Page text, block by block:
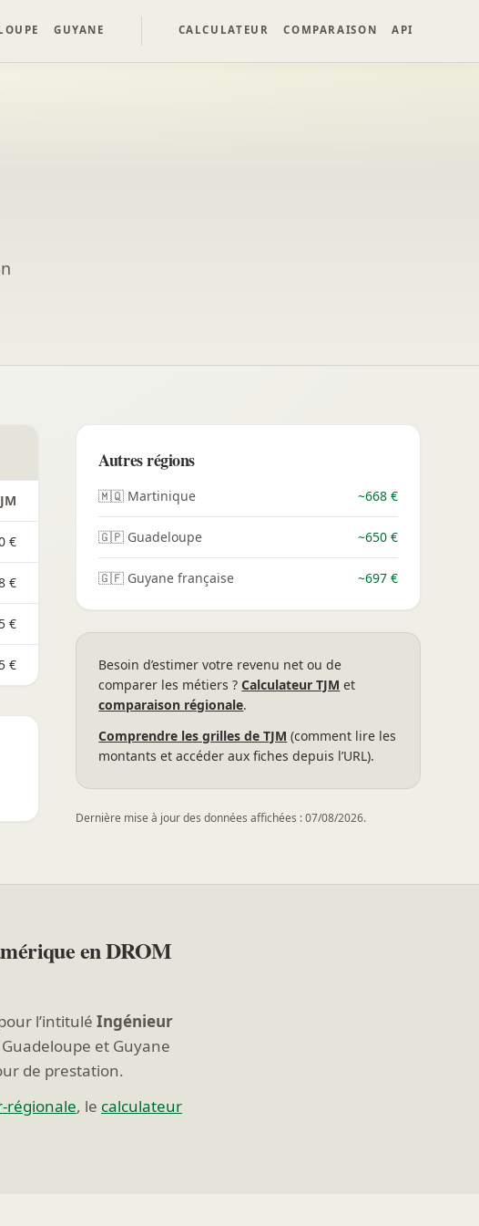
GUYANE CALCULATEUR COMPARAISON API
€
€
€
€
Autres régions
🇲🇶 Martinique ~668 €
🇬🇵 Guadeloupe ~650 €
🇬🇫 Guyane française ~697 €
Besoin d’estimer votre revenu net ou de
comparer les métiers ?Calculateur TJM et
comparaison régionale.
Comprendre les grilles de TJM (comment lire les
montants et accéder aux fiches depuis l’URL).
Dernière mise à jour des données affichées : 07/08/2026.
en DROM
l’intitulé Ingénieur
et Guyane
de prestation.
régionale, le calculateur